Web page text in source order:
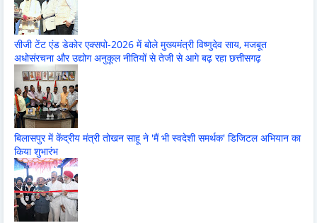
सीजी टेंट एंड डेकोर एक्सपो-2026 में बोले मुख्यमंत्री विष्णुदेव साय, मजबूत
अधोसंरचना और उद्योग अनुकूल नीतियों से तेजी से आगे बढ़ रहा छत्तीसगढ़
बिलासपुर में केंद्रीय मंत्री तोखन साहू ने 'मैं भी स्वदेशी समर्थक' डिजिटल अभियान का
किया शुभारंभ